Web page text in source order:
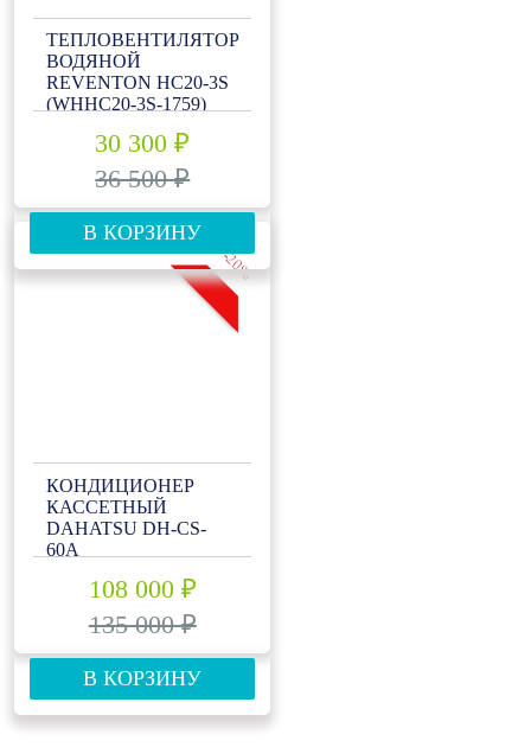
ТЕПЛОВЕНТИЛЯТОР
ВОДЯНОЙ
REVENTON HC20-3S
(WHHC20-3S-1759)
30 300 ₽
36 500 ₽
В КОРЗИНУ
-20%
КОНДИЦИОНЕР
КАССЕТНЫЙ
DAHATSU DH-CS-
60А
108 000 ₽
135 000 ₽
В КОРЗИНУ